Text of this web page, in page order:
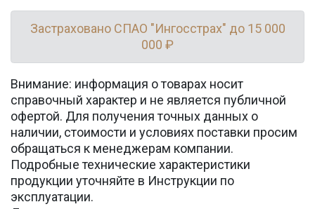
Застраховано СПАО "Ингосстрах" до 15 000
000 ₽
Внимание: информация о товарах носит
справочный характер и не является публичной
офертой. Для получения точных данных о
наличии, стоимости и условиях поставки просим
обращаться к менеджерам компании.
Подробные технические характеристики
продукции уточняйте в Инструкции по
эксплуатации.